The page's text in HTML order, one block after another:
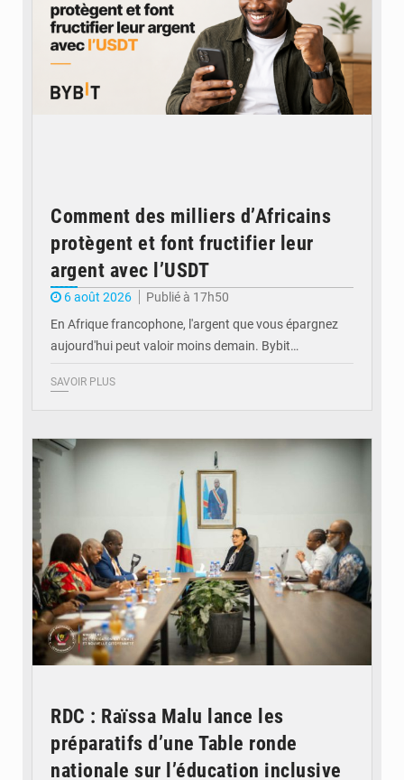
Comment des milliers d’Africains
protègent et font fructifier leur
argent avec l’USDT
6 août 2026
Publié à 17h50
En Afrique francophone, l'argent que vous épargnez
aujourd'hui peut valoir moins demain. Bybit…
SAVOIR PLUS
RDC : Raïssa Malu lance les
préparatifs d’une Table ronde
nationale sur l’éducation inclusive